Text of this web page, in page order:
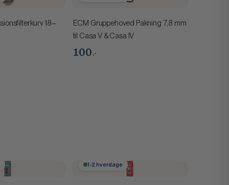
18–
100,-
ECM Gruppehoved Pakning 7,8 mm
til Casa V & Casa IV
1-2 hverdage